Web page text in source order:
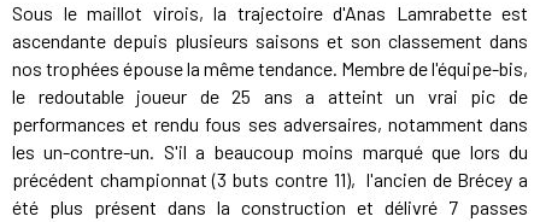
Sous le maillot virois, la trajectoire d'Anas Lamrabette est
ascendante depuis plusieurs saisons et son classement dans
nos trophées épouse la même tendance. Membre de l'équipe-bis,
le redoutable joueur de 25 ans a atteint un vrai pic de
performances et rendu fous ses adversaires, notamment dans
les un-contre-un. S'il a beaucoup moins marqué que lors du
précédent championnat (3 buts contre 11), l'ancien de Brécey a
été plus présent dans la construction et délivré 7 passes